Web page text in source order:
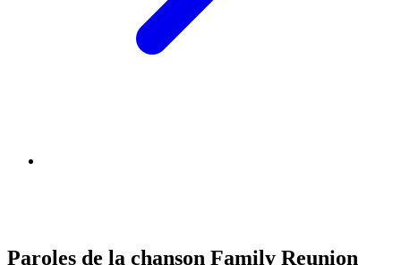
Paroles de la chanson Family Reunion